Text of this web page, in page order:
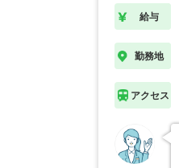
給与
勤務地
アクセス